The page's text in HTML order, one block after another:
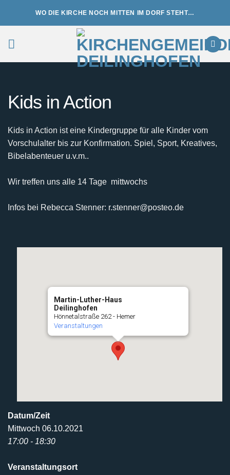
WO DIE KIRCHE NOCH MITTEN IM DORF STEHT…
Kids in Action
Kids in Action ist eine Kindergruppe für alle Kinder vom
Vorschulalter bis zur Konfirmation. Spiel, Sport, Kreatives,
Bibelabenteuer u.v.m..
Wir treffen uns alle 14 Tage mittwochs
Infos bei Rebecca Stenner: r.stenner@posteo.de
Martin-Luther-Haus
Deilinghofen
Hönnetalstraße 262 - Hemer
Veranstaltungen
Datum/Zeit
Mittwoch 06.10.2021
17:00 - 18:30
Veranstaltungsort